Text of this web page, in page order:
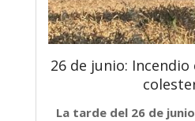
26 de junio:
La tarde del 26 de